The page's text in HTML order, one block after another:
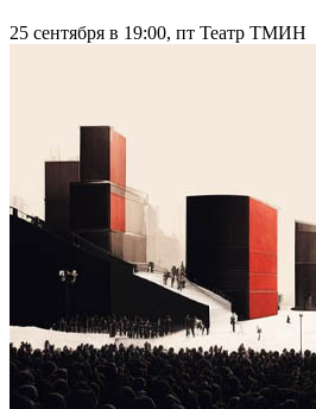
25 сентября в 19:00, пт Театр ТМИН